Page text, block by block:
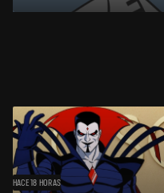
HACE 18 HORAS